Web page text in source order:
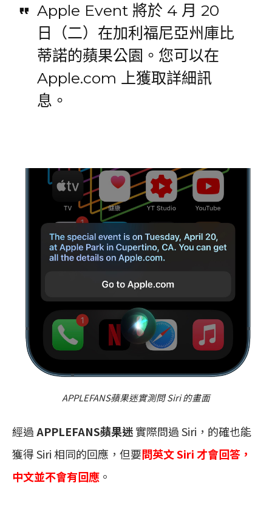
Apple Event 將於 4 月 20
日（二）在加利福尼亞州庫比
蒂諾的蘋果公園。您可以在
Apple.com 上獲取詳細訊
息。
APPLEFANS蘋果迷實測問 Siri 的畫面
經過APPLEFANS蘋果迷實際問過 Siri，的確也能
獲得 Siri 相同的回應，但要問英文 Siri 才會回答，
中文並不會有回應 。